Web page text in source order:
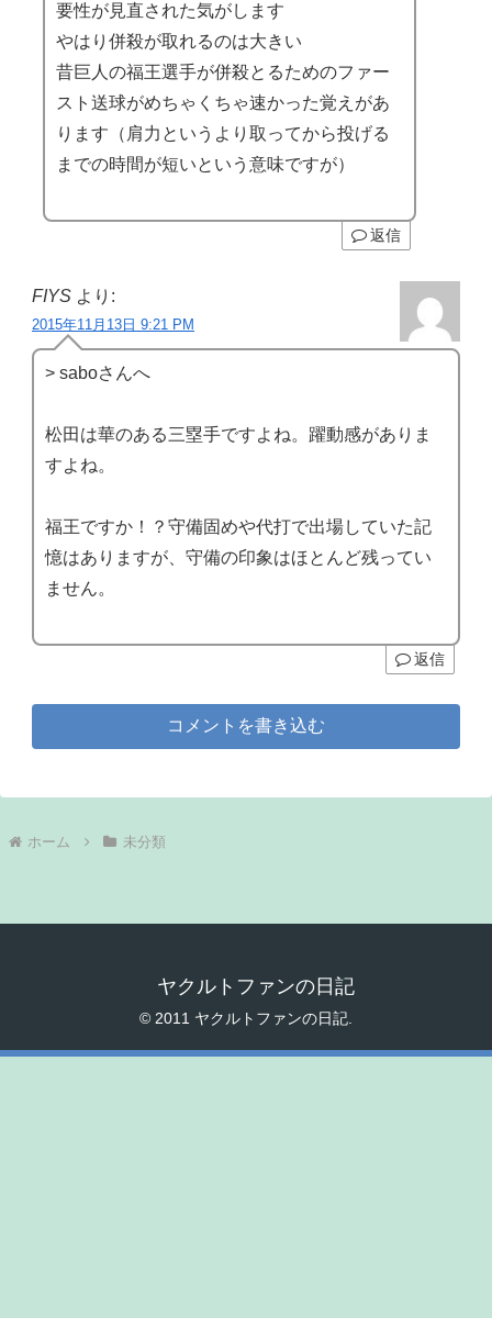
要性が見直された気がします
やはり併殺が取れるのは大きい
昔巨人の福王選手が併殺とるためのファー
スト送球がめちゃくちゃ速かった覚えがあ
ります（肩力というより取ってから投げる
までの時間が短いという意味ですが）
返信
FIYS より:
2015年11月13日 9:21 PM
> saboさんへ
松田は華のある三塁手ですよね。躍動感がありま
すよね。
福王ですか！？守備固めや代打で出場していた記
憶はありますが、守備の印象はほとんど残ってい
ません。
返信
コメントを書き込む
ホーム 未分類
ヤクルトファンの日記
© 2011 ヤクルトファンの日記.